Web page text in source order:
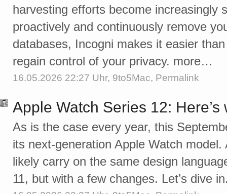
harvesting efforts become increasingly
proactively and continuously remove
databases, Incogni makes it easier
regain control of your privacy. more…
16.05.2026 22:27 Uhr, 9to5Mac, Permalink
Apple Watch Series 12:
As is the case every year, this
its next-generation Apple Watch
likely carry on the same design
11, but with a few changes. Let’s dive